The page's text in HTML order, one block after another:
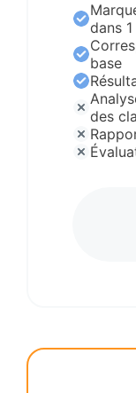
dans
base
des